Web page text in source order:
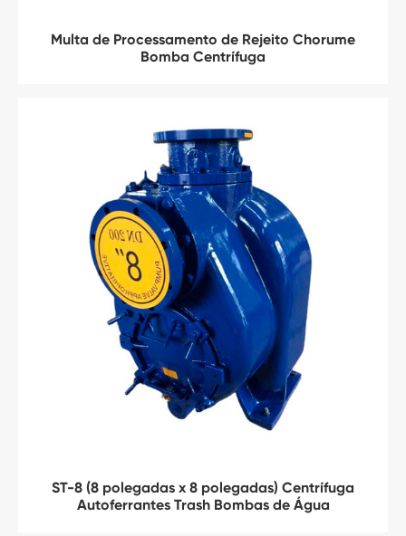
Multa de Processamento de Rejeito Chorume
Bomba Centrífuga
ST-8 (8 polegadas x 8 polegadas) Centrífuga
Autoferrantes Trash Bombas de Água